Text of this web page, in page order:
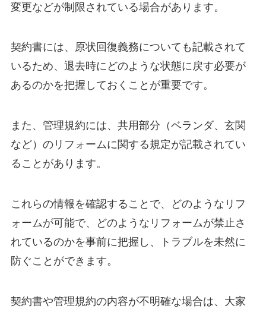
変更などが制限されている場合があります。
契約書には、原状回復義務についても記載されて
いるため、退去時にどのような状態に戻す必要が
あるのかを把握しておくことが重要です。
また、管理規約には、共用部分（ベランダ、玄関
など）のリフォームに関する規定が記載されてい
ることがあります。
これらの情報を確認することで、どのようなリフ
ォームが可能で、どのようなリフォームが禁止さ
れているのかを事前に把握し、トラブルを未然に
防ぐことができます。
契約書や管理規約の内容が不明確な場合は、大家